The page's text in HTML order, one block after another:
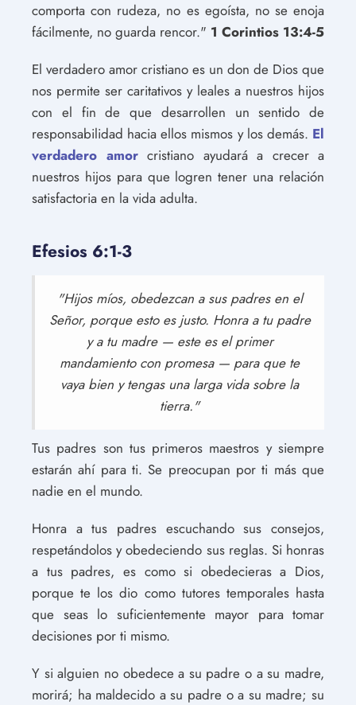
comporta con rudeza, no es egoísta, no se enoja
fácilmente, no guarda rencor." 1 Corintios 13:4-5
El verdadero amor cristiano es un don de Dios que
nos permite ser caritativos y leales a nuestros hijos
con el fin de que desarrollen un sentido de
responsabilidad hacia ellos mismos y los demás. El
verdadero amorcristiano ayudará a crecer a
nuestros hijos para que logren tener una relación
satisfactoria en la vida adulta.
Efesios 6:1-3
"Hijos míos, obedezcan a sus padres en el
Señor, porque esto es justo. Honra a tu padre
y a tu madre — este es el primer
mandamiento con promesa — para que te
vaya bien y tengas una larga vida sobre la
tierra."
Tus padres son tus primeros maestros y siempre
estarán ahí para ti. Se preocupan por ti más que
nadie en el mundo.
Honra a tus padres escuchando sus consejos,
respetándolos y obedeciendo sus reglas. Si honras
a tus padres, es como si obedecieras a Dios,
porque te los dio como tutores temporales hasta
que seas lo suficientemente mayor para tomar
decisiones por ti mismo.
Y si alguien no obedece a su padre o a su madre,
morirá; ha maldecido a su padre o a su madre; su